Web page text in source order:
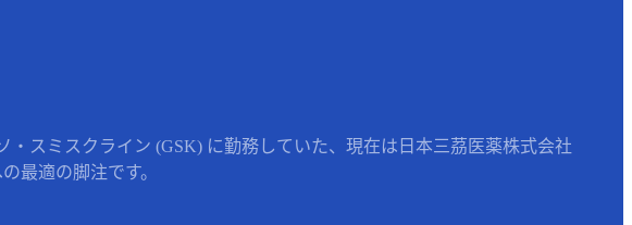
スミスクライン (GSK) に勤務していた、現在は日本三茘医薬株式会社
最適の脚注です。